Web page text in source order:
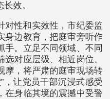
效。
对性和实效性，市纪委监
身边教育，把庭审旁听作
手。立足不同领域、不同
对应层级、相近岗位、
摩，将严肃的庭审现场转
，让党员干部沉浸式感受
在身临其境的震撼中受警